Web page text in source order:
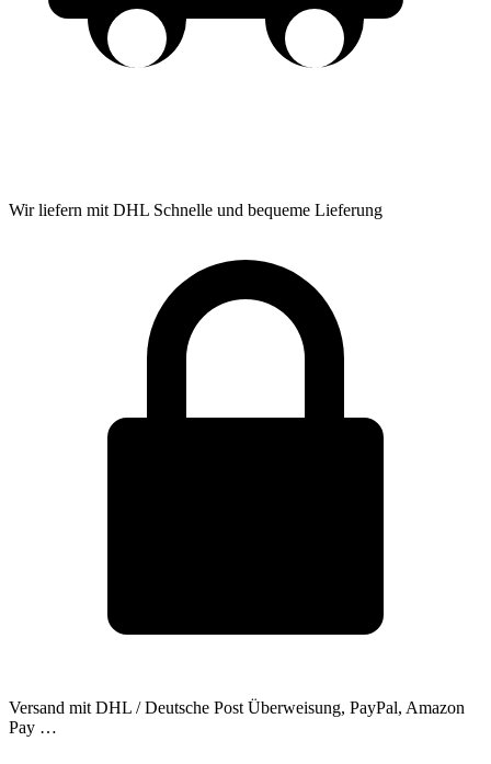
Wir liefern mit DHL Schnelle und bequeme Lieferung
Versand mit DHL / Deutsche Post Überweisung, PayPal, Amazon
Pay …